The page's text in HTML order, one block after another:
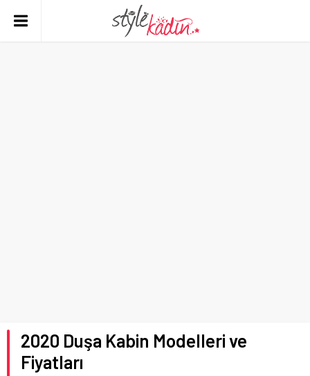
2020 Duşa Kabin Modelleri ve
Fiyatları